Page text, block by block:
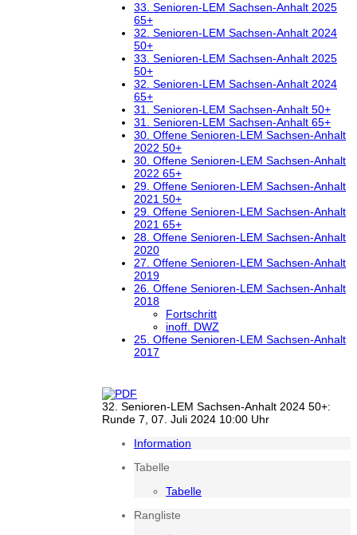
33. Senioren-LEM Sachsen-Anhalt 2025
65+
32. Senioren-LEM Sachsen-Anhalt 2024
50+
33. Senioren-LEM Sachsen-Anhalt 2025
50+
32. Senioren-LEM Sachsen-Anhalt 2024
65+
31. Senioren-LEM Sachsen-Anhalt 50+
31. Senioren-LEM Sachsen-Anhalt 65+
30. Offene Senioren-LEM Sachsen-Anhalt
2022 50+
30. Offene Senioren-LEM Sachsen-Anhalt
2022 65+
29. Offene Senioren-LEM Sachsen-Anhalt
2021 50+
29. Offene Senioren-LEM Sachsen-Anhalt
2021 65+
28. Offene Senioren-LEM Sachsen-Anhalt
2020
27. Offene Senioren-LEM Sachsen-Anhalt
2019
26. Offene Senioren-LEM Sachsen-Anhalt
2018
Fortschritt
inoff. DWZ
25. Offene Senioren-LEM Sachsen-Anhalt
2017
32. Senioren-LEM Sachsen-Anhalt 2024 50+:
Runde 7, 07. Juli 2024 10:00 Uhr
Information
Tabelle
Tabelle
Rangliste